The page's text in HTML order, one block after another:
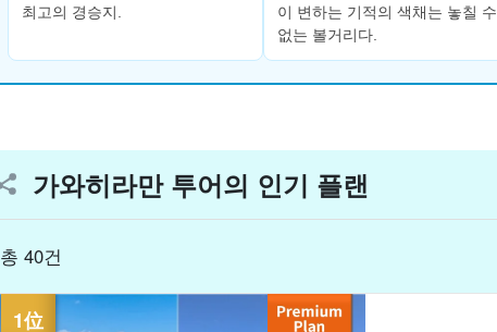
최고의 경승지.
이 변하는 기적의 색채는 놓칠 수
없는 볼거리다.
가와히라만 투어의 인기 플랜
총 40건